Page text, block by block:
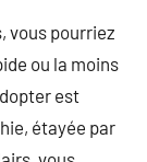
vous pourriez
ou la moins
est
étayée par